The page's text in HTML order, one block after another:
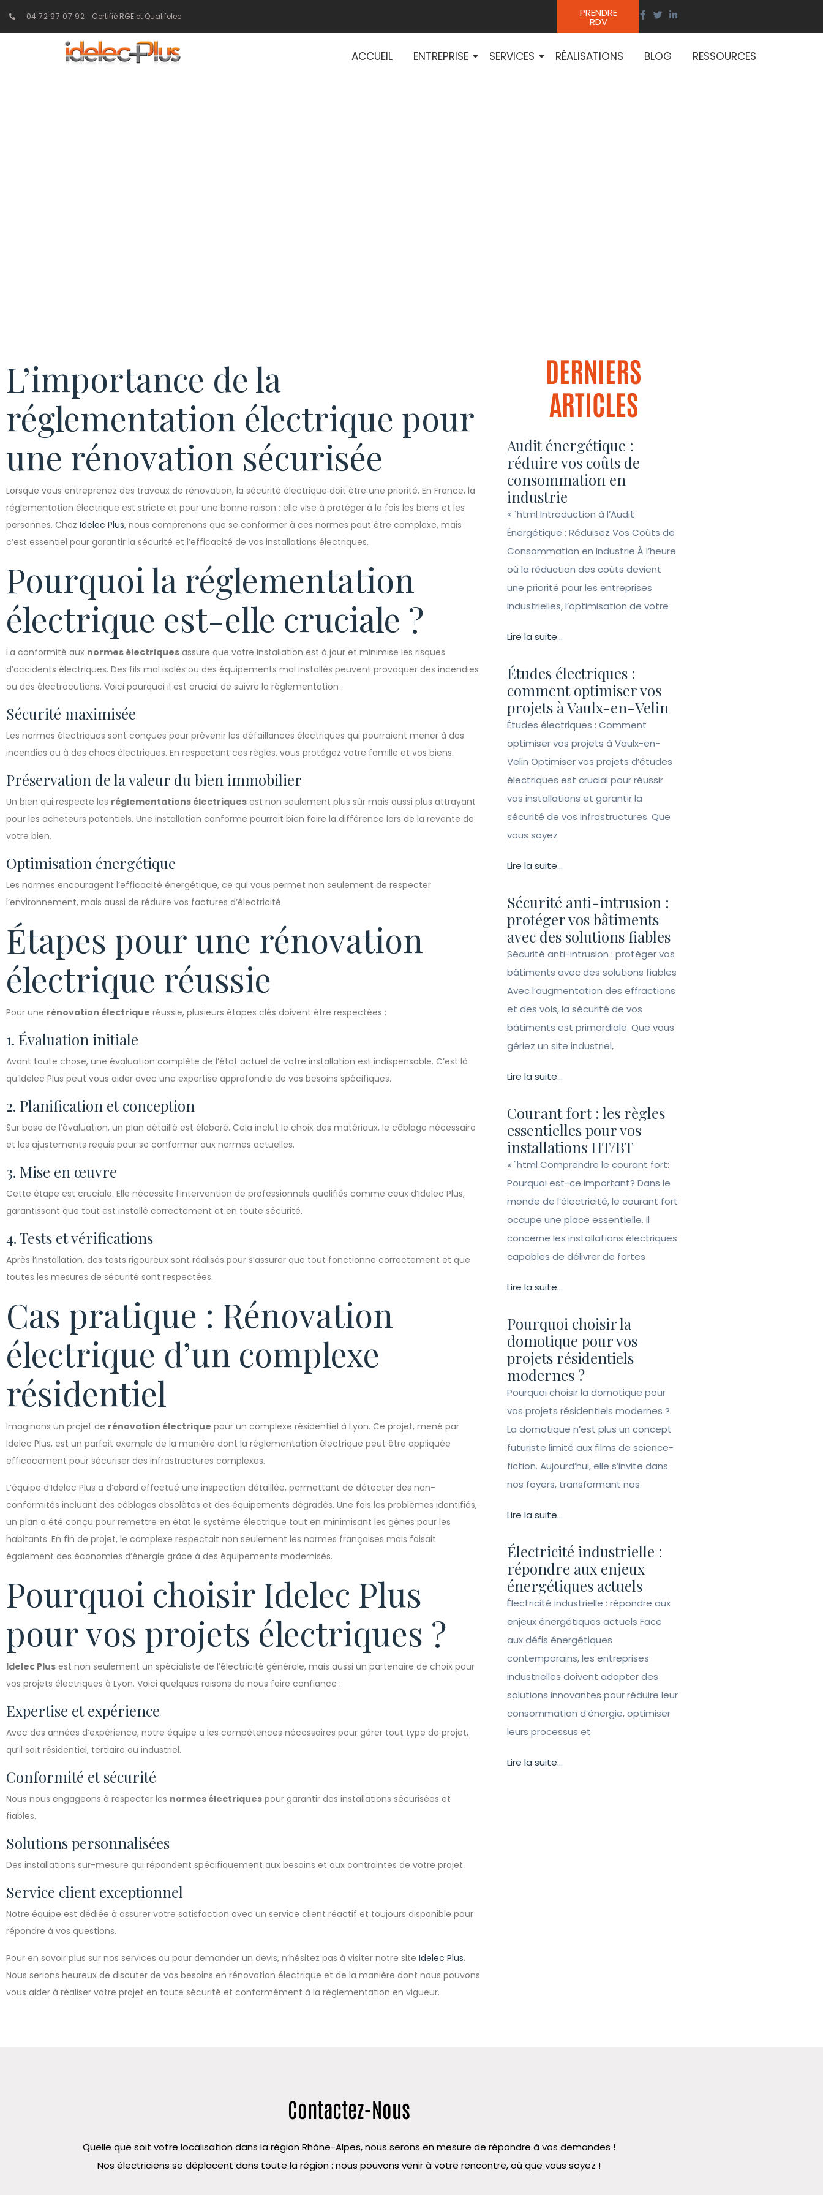
04 72 97 07 92 Certifié RGE et Qualifelec PRENDRE
RDV
ACCUEIL ENTREPRISE SERVICES RÉALISATIONS BLOG RESSOURCES
L’importance de la
réglementation électrique pour
une rénovation sécurisée
Lorsque vous entreprenez des travaux de rénovation, la sécurité électrique doit être une priorité. En France, la
réglementation électrique est stricte et pour une bonne raison : elle vise à protéger à la fois les biens et les
personnes. Chez Idelec Plus, nous comprenons que se conformer à ces normes peut être complexe, mais
c’est essentiel pour garantir la sécurité et l’efficacité de vos installations électriques.
Pourquoi la réglementation
électrique est-elle cruciale ?
La conformité aux normes électriques assure que votre installation est à jour et minimise les risques
d’accidents électriques. Des fils mal isolés ou des équipements mal installés peuvent provoquer des incendies
ou des électrocutions. Voici pourquoi il est crucial de suivre la réglementation :
Sécurité maximisée
Les normes électriques sont conçues pour prévenir les défaillances électriques qui pourraient mener à des
incendies ou à des chocs électriques. En respectant ces règles, vous protégez votre famille et vos biens.
Préservation de la valeur du bien immobilier
Un bien qui respecte les réglementations électriques est non seulement plus sûr mais aussi plus attrayant
pour les acheteurs potentiels. Une installation conforme pourrait bien faire la différence lors de la revente de
votre bien.
Optimisation énergétique
Les normes encouragent l’efficacité énergétique, ce qui vous permet non seulement de respecter
l’environnement, mais aussi de réduire vos factures d’électricité.
Étapes pour une rénovation
électrique réussie
Pour une rénovation électrique réussie, plusieurs étapes clés doivent être respectées :
1. Évaluation initiale
Avant toute chose, une évaluation complète de l’état actuel de votre installation est indispensable. C’est là
qu’Idelec Plus peut vous aider avec une expertise approfondie de vos besoins spécifiques.
2. Planification et conception
Sur base de l’évaluation, un plan détaillé est élaboré. Cela inclut le choix des matériaux, le câblage nécessaire
et les ajustements requis pour se conformer aux normes actuelles.
3. Mise en œuvre
Cette étape est cruciale. Elle nécessite l’intervention de professionnels qualifiés comme ceux d’Idelec Plus,
garantissant que tout est installé correctement et en toute sécurité.
4. Tests et vérifications
Après l’installation, des tests rigoureux sont réalisés pour s’assurer que tout fonctionne correctement et que
toutes les mesures de sécurité sont respectées.
Cas pratique : Rénovation
électrique d’un complexe
résidentiel
Imaginons un projet de rénovation électrique pour un complexe résidentiel à Lyon. Ce projet, mené par
Idelec Plus, est un parfait exemple de la manière dont la réglementation électrique peut être appliquée
efficacement pour sécuriser des infrastructures complexes.
L’équipe d’Idelec Plus a d’abord effectué une inspection détaillée, permettant de détecter des non-
conformités incluant des câblages obsolètes et des équipements dégradés. Une fois les problèmes identifiés,
un plan a été conçu pour remettre en état le système électrique tout en minimisant les gênes pour les
habitants. En fin de projet, le complexe respectait non seulement les normes françaises mais faisait
également des économies d’énergie grâce à des équipements modernisés.
Pourquoi choisir Idelec Plus
pour vos projets électriques ?
Idelec Plus est non seulement un spécialiste de l’électricité générale, mais aussi un partenaire de choix pour
vos projets électriques à Lyon. Voici quelques raisons de nous faire confiance :
Expertise et expérience
Avec des années d’expérience, notre équipe a les compétences nécessaires pour gérer tout type de projet,
qu’il soit résidentiel, tertiaire ou industriel.
Conformité et sécurité
Nous nous engageons à respecter les normes électriques pour garantir des installations sécurisées et
fiables.
Solutions personnalisées
Des installations sur-mesure qui répondent spécifiquement aux besoins et aux contraintes de votre projet.
Service client exceptionnel
Notre équipe est dédiée à assurer votre satisfaction avec un service client réactif et toujours disponible pour
répondre à vos questions.
Pour en savoir plus sur nos services ou pour demander un devis, n’hésitez pas à visiter notre site Idelec Plus.
Nous serions heureux de discuter de vos besoins en rénovation électrique et de la manière dont nous pouvons
vous aider à réaliser votre projet en toute sécurité et conformément à la réglementation en vigueur.
DERNIERS
ARTICLES
Audit énergétique :
réduire vos coûts de
consommation en
industrie
« `html Introduction à l’Audit
Énergétique : Réduisez Vos Coûts de
Consommation en Industrie À l’heure
où la réduction des coûts devient
une priorité pour les entreprises
industrielles, l’optimisation de votre
Lire la suite...
Études électriques :
comment optimiser vos
projets à Vaulx-en-Velin
Études électriques : Comment
optimiser vos projets à Vaulx-en-
Velin Optimiser vos projets d’études
électriques est crucial pour réussir
vos installations et garantir la
sécurité de vos infrastructures. Que
vous soyez
Lire la suite...
Sécurité anti-intrusion :
protéger vos bâtiments
avec des solutions fiables
Sécurité anti-intrusion : protéger vos
bâtiments avec des solutions fiables
Avec l’augmentation des effractions
et des vols, la sécurité de vos
bâtiments est primordiale. Que vous
gériez un site industriel,
Lire la suite...
Courant fort : les règles
essentielles pour vos
installations HT/BT
« `html Comprendre le courant fort:
Pourquoi est-ce important? Dans le
monde de l’électricité, le courant fort
occupe une place essentielle. Il
concerne les installations électriques
capables de délivrer de fortes
Lire la suite...
Pourquoi choisir la
domotique pour vos
projets résidentiels
modernes ?
Pourquoi choisir la domotique pour
vos projets résidentiels modernes ?
La domotique n’est plus un concept
futuriste limité aux films de science-
fiction. Aujourd’hui, elle s’invite dans
nos foyers, transformant nos
Lire la suite...
Électricité industrielle :
répondre aux enjeux
énergétiques actuels
Électricité industrielle : répondre aux
enjeux énergétiques actuels Face
aux défis énergétiques
contemporains, les entreprises
industrielles doivent adopter des
solutions innovantes pour réduire leur
consommation d’énergie, optimiser
leurs processus et
Lire la suite...
Contactez-Nous
Quelle que soit votre localisation dans la région Rhône-Alpes, nous serons en mesure de répondre à vos demandes !
Nos électriciens se déplacent dans toute la région : nous pouvons venir à votre rencontre, où que vous soyez !